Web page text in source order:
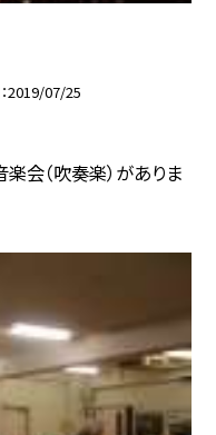
2019/07/25
会（吹奏楽）がありま